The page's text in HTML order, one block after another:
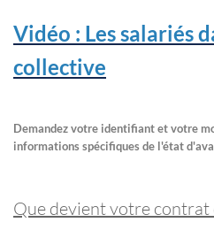
Vidéo : Les salariés
collective
Demandez votre identifiant et votre
informations spécifiques de l'état
Que devient votre contrat